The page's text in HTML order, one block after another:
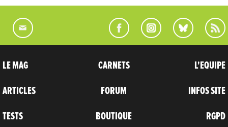
LE MAG
ARTICLES
TESTS
CARNETS
FORUM
BOUTIQUE
L'EQUIPE
INFOS SITE
RGPD